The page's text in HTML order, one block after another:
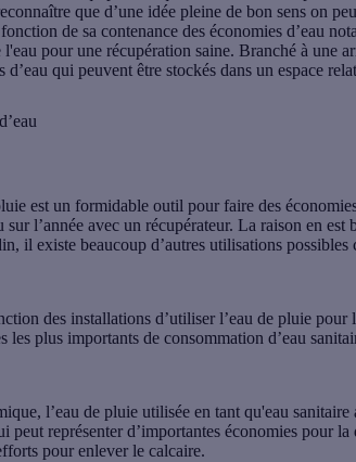
que d’une idée pleine de bon sens on
de sa contenance des économies d’eau
l'eau pour une récupération saine. Branché à une
d’eau qui peuvent être stockés dans un espace
est un formidable outil pour faire des
sur l’année avec un récupérateur. La raison en
il existe beaucoup d’autres utilisations
des installations d’utiliser l’eau de pluie
les plus importants de consommation d’eau
l’eau de pluie utilisée en tant qu'eau
peut représenter d’importantes économies pour
pour enlever le calcaire.